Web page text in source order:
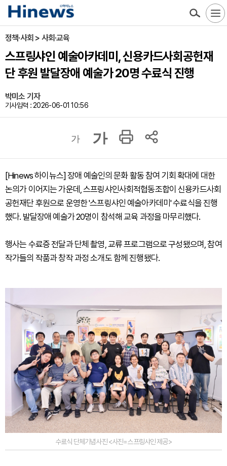
정책·사회 > 사회·교육
스프링샤인 예술아카데미, 신용카드사회공헌재
단 후원 발달장애 예술가 20명 수료식 진행
박미소 기자
기사입력 : 2026-06-01 10:56
가 가
[Hinews 하이뉴스] 장애 예술인의 문화 활동 참여 기회 확대에 대한
논의가 이어지는 가운데, 스프링샤인사회적협동조합이 신용카드사회
공헌재단 후원으로 운영한 '스프링샤인 예술아카데미' 수료식을 진행
했다. 발달장애 예술가 20명이 참석해 교육 과정을 마무리했다.
행사는 수료증 전달과 단체 촬영, 교류 프로그램으로 구성됐으며, 참여
작가들의 작품과 창작 과정 소개도 함께 진행됐다.
수료식 단체기념사진 <사진=스프링샤인 제공>